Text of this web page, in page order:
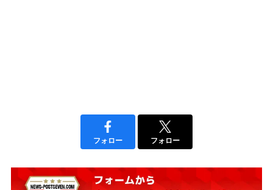
フォロー フォロー